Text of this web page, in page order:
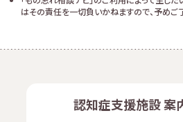
はその責任を一切負いかねますので、予めご
認知症支援施設 案